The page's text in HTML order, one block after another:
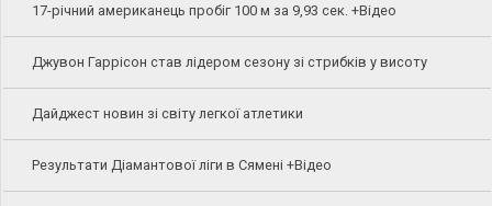
17-річний американець пробіг 100 м за 9,93 сек. +Відео
Джувон Гаррісон став лідером сезону зі стрибків у висоту
Дайджест новин зі світу легкої атлетики
Результати Діамантової ліги в Сямені +Відео